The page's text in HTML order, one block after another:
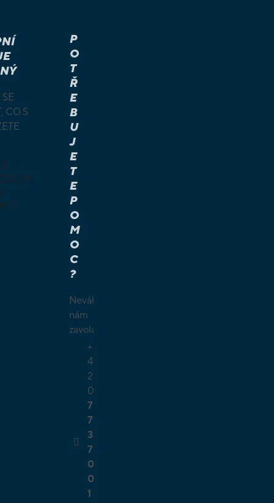
CO S
P
O
T
Ř
E
B
U
J
E
T
E
P
O
M
O
C
?
Neváhejte
nám
zavolat.
+
4
2
0
7
7
3
7
0
0
1